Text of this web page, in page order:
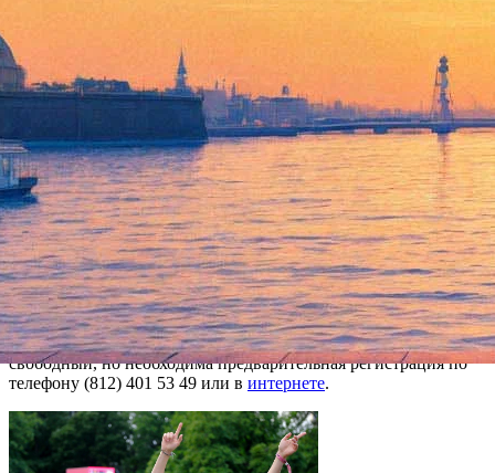
Версия для печати
Сегодня начинается новый совместный проект Новой сцены
Александринского театра и Гёте-института в Санкт-
Петербурге. В 21 час 11 апреля начнется прямая трансляция –
Берлинский филармонический оркестр под управлением
Саймона Рэттла исполнит драматическую легенду для
солистов и хора "Осуждение Фауста" Гектора Берлиоза.
Концерты цикла "Берлинская филармония live" будут
проходить один раз в месяц в рамках программы Гёте-
института "Культурное просвещение". Вход на мероприятия
свободный, но необходима предварительная регистрация по
телефону (812) 401 53 49 или в интернете.